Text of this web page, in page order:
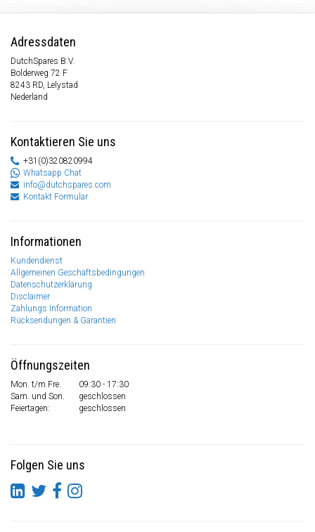
Adressdaten
DutchSpares B.V.
Bolderweg 72 F
8243 RD, Lelystad
Nederland
Kontaktieren Sie uns
+31(0)320820994
Whatsapp Chat
info@dutchspares.com
Kontakt Formular
Informationen
Kundendienst
Allgemeinen Geschäftsbedingungen
Datenschutzerklärung
Disclaimer
Zahlungs Information
Rücksendungen & Garantien
Öffnungszeiten
Mon. t/m Fre.
09:30 - 17:30
Sam. und Son.
geschlossen
Feiertagen:
geschlossen
Folgen Sie uns